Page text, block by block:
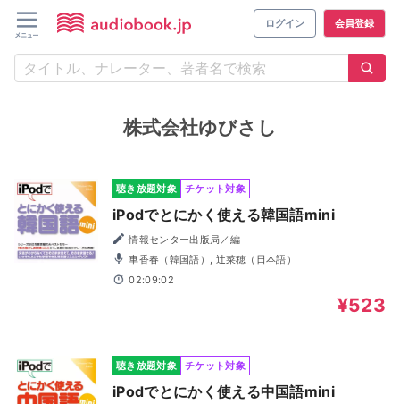
ログイン 会員登録
株式会社ゆびさし
聴き放題対象 チケット対象
iPodでとにかく使える韓国語mini
情報センター出版局／編
車香春（韓国語）, 辻菜穂（日本語）
02:09:02
¥523
聴き放題対象 チケット対象
iPodでとにかく使える中国語mini